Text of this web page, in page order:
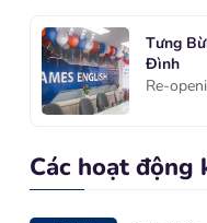
Tưng
Đình
Re-
Các hoạt động